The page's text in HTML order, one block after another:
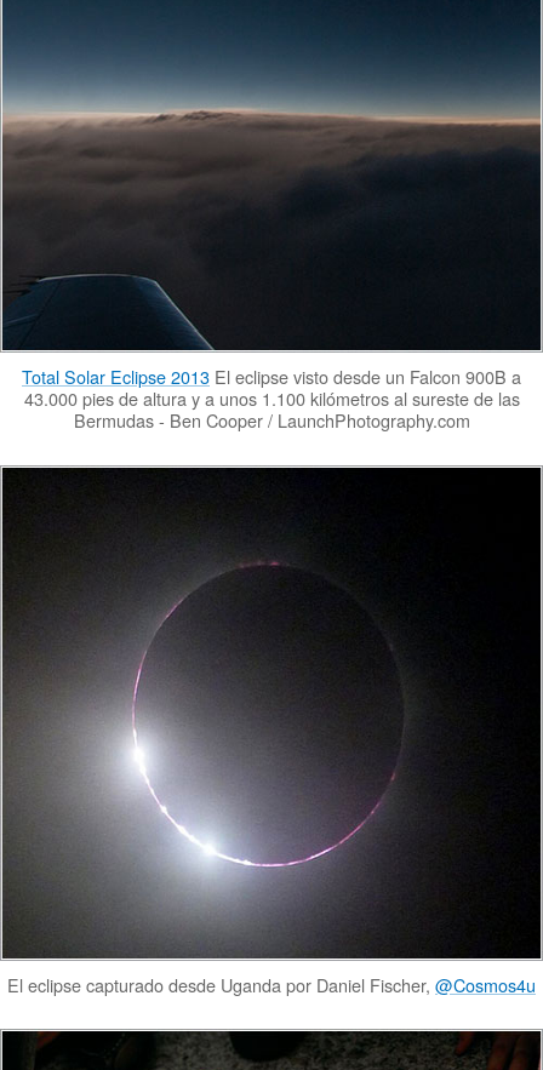
Total Solar Eclipse 2013 El eclipse visto desde un Falcon 900B a
43.000 pies de altura y a unos 1.100 kilómetros al sureste de las
Bermudas - Ben Cooper / LaunchPhotography.com
El eclipse capturado desde Uganda por Daniel Fischer, @Cosmos4u